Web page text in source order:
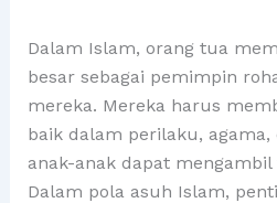
Dalam Islam, orang tua
besar sebagai pemimpin
mereka. Mereka harus
baik dalam perilaku, agama,
anak-anak dapat
Dalam pola asuh Islam,